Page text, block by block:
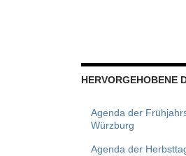
HERVORGEHOBENE
Agenda der
Würzburg
Agenda der